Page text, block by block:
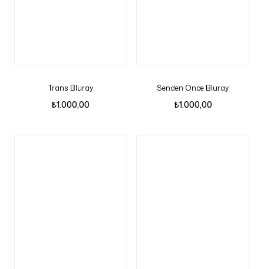
Trans Bluray
₺1.000,00
Senden Önce Bluray
₺1.000,00